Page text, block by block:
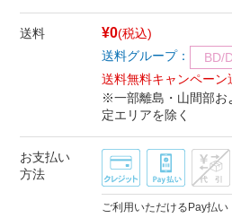
送料 ¥0(税込)
送料グループ：
BD/
送料無料キャンペーン
※一部離島・山間部お
定エリアを除く
お支払い
方法
ご利用いただけるPay払い